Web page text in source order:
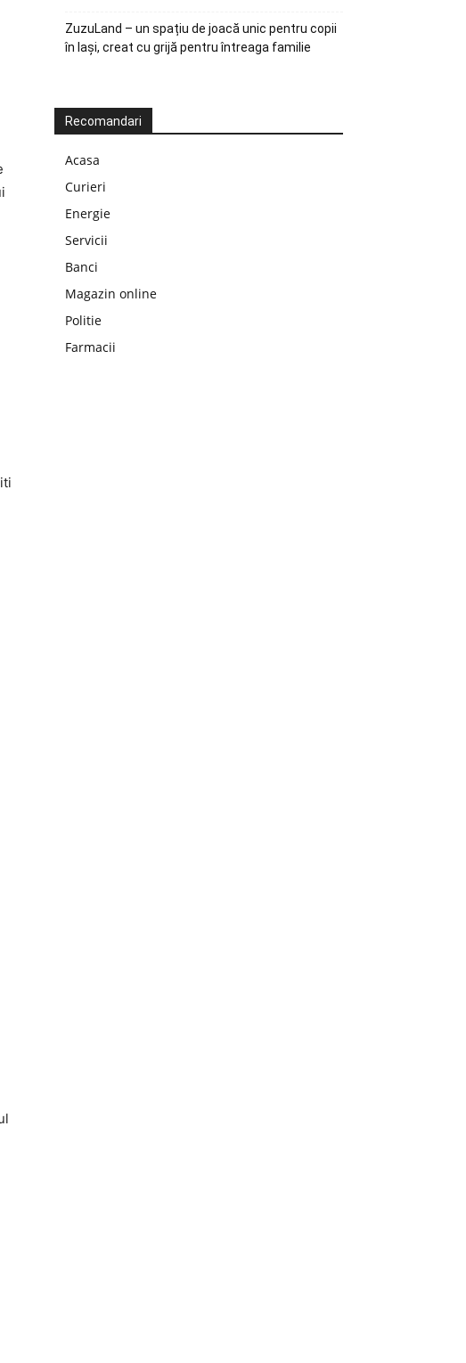
ZuzuLand – un spațiu de joacă unic pentru copii
în Iași, creat cu grijă pentru întreaga familie
Recomandari
Acasa
Curieri
Energie
Servicii
Banci
Magazin online
Politie
Farmacii